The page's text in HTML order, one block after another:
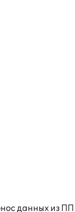
данных из ПП